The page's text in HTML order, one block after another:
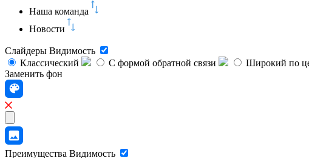
Наша команда
Новости
Слайдеры Видимость
Классический
C формой обратной связи Широкий по
Заменить фон
Преимущества Видимость